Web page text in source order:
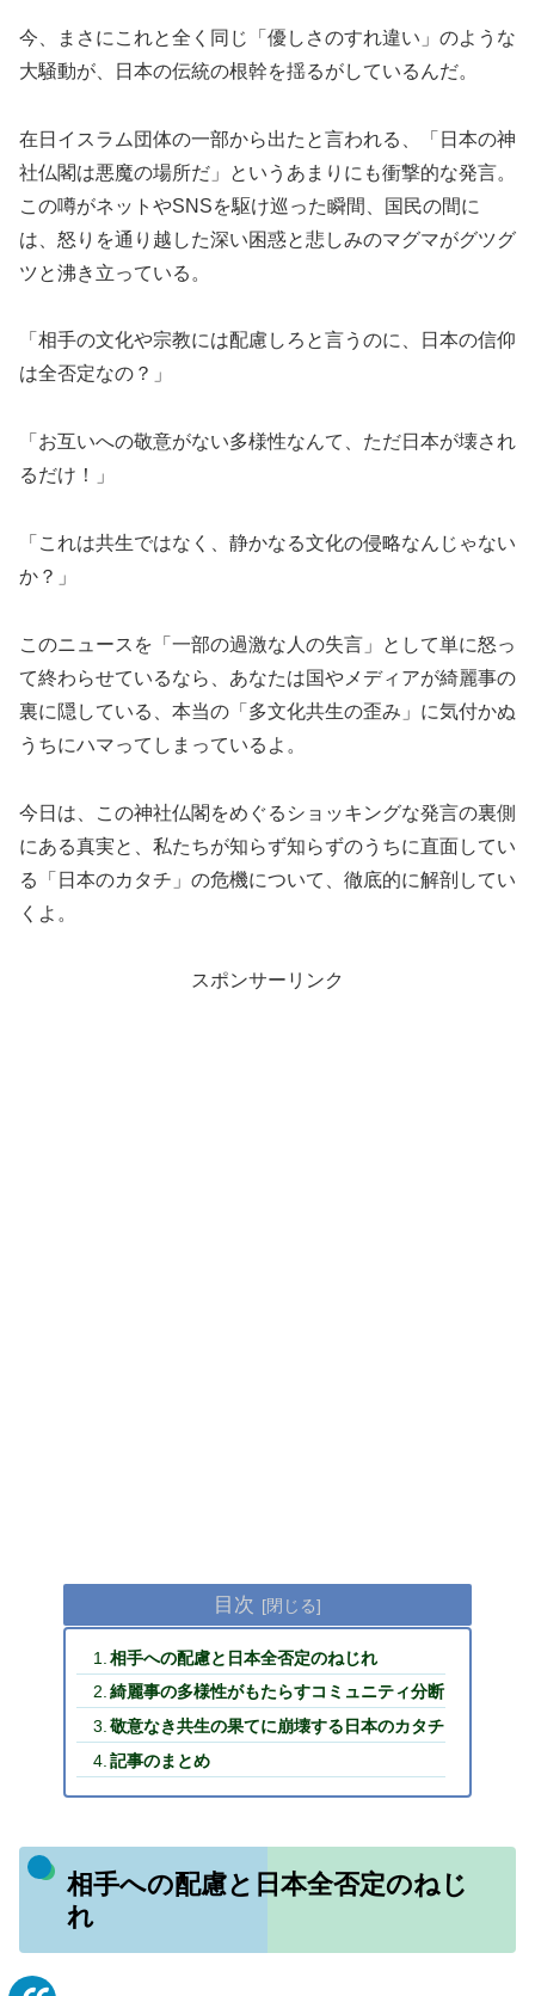
今、まさにこれと全く同じ「優しさのすれ違い」のような
大騒動が、日本の伝統の根幹を揺るがしているんだ。
在日イスラム団体の一部から出たと言われる、「日本の神
社仏閣は悪魔の場所だ」というあまりにも衝撃的な発言。
この噂がネットやSNSを駆け巡った瞬間、国民の間に
は、怒りを通り越した深い困惑と悲しみのマグマがグツグ
ツと沸き立っている。
「相手の文化や宗教には配慮しろと言うのに、日本の信仰
は全否定なの？」
「お互いへの敬意がない多様性なんて、ただ日本が壊され
るだけ！」
「これは共生ではなく、静かなる文化の侵略なんじゃない
か？」
このニュースを「一部の過激な人の失言」として単に怒っ
て終わらせているなら、あなたは国やメディアが綺麗事の
裏に隠している、本当の「多文化共生の歪み」に気付かぬ
うちにハマってしまっているよ。
今日は、この神社仏閣をめぐるショッキングな発言の裏側
にある真実と、私たちが知らず知らずのうちに直面してい
る「日本のカタチ」の危機について、徹底的に解剖してい
くよ。
スポンサーリンク
目次
相手への配慮と日本全否定のねじれ
綺麗事の多様性がもたらすコミュニティ分断
敬意なき共生の果てに崩壊する日本のカタチ
記事のまとめ
相手への配慮と日本全否定のねじ
れ